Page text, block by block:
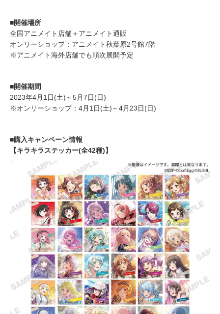
■開催場所
全国アニメイト店舗＋アニメイト通販
オンリーショップ：アニメイト秋葉原2号館7階
※アニメイト海外店舗でも順次展開予定
■開催期間
2023年4月1日(土)～5月7日(日)
※オンリーショップ：4月1日(土)～4月23日(日)
■購入キャンペーン情報
【キラキラステッカー(全42種)】